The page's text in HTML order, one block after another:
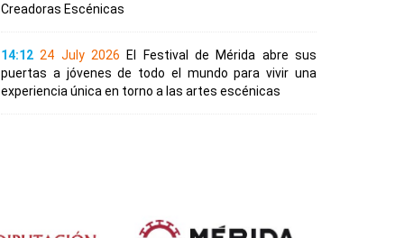
Creadoras Escénicas
14:12 24 July 2026
El Festival de Mérida abre sus
puertas a jóvenes de todo el mundo para vivir una
experiencia única en torno a las artes escénicas